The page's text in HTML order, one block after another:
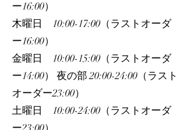
ー16:00）
木曜日 10:00-17:00（ラストオーダ
ー16:00）
金曜日 10:00-15:00（ラストオーダ
ー14:00） 夜の部 20:00-24:00（ラスト
オーダー23:00）
土曜日 10:00-24:00（ラストオーダ